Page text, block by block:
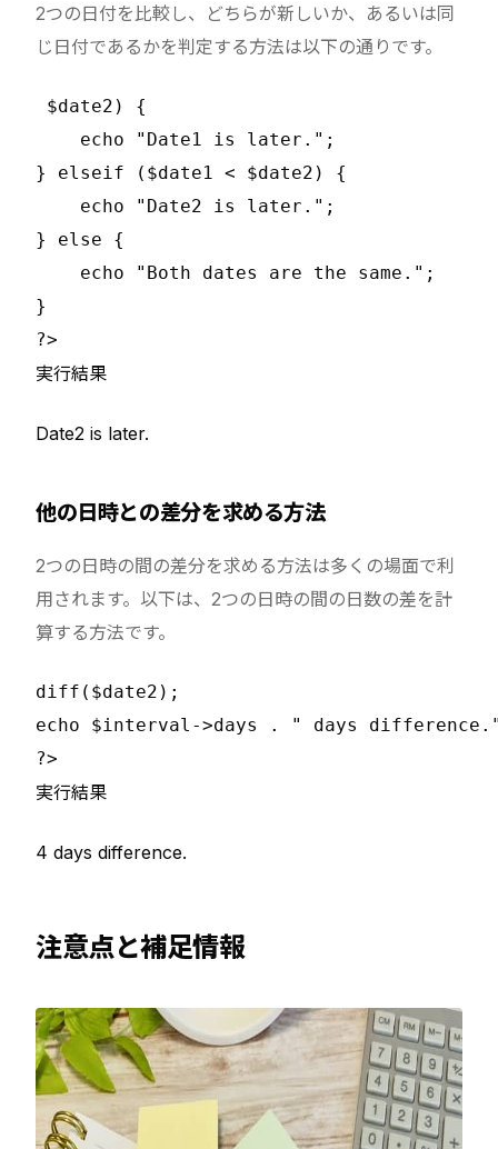
2つの日付を比較し、どちらが新しいか、あるいは同
じ日付であるかを判定する方法は以下の通りです。
$date2) {
    echo "Date1 is later.";
} elseif ($date1 < $date2) {
    echo "Date2 is later.";
} else {
    echo "Both dates are the same.";
}
実行結果
Date2 is later.
他の日時との差分を求める方法
2つの日時の間の差分を求める方法は多くの場面で利
用されます。以下は、2つの日時の間の日数の差を計
算する方法です。
diff($date2);
echo $interval->days . " days
実行結果
4 days difference.
注意点と補足情報